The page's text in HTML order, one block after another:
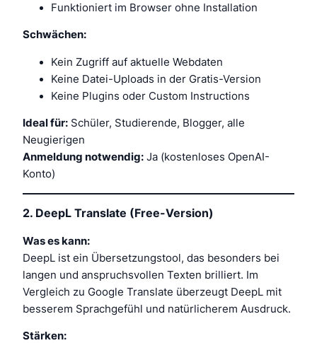
Funktioniert im Browser ohne Installation
Schwächen:
Kein Zugriff auf aktuelle Webdaten
Keine Datei-Uploads in der Gratis-Version
Keine Plugins oder Custom Instructions
Ideal für: Schüler, Studierende, Blogger, alle
Neugierigen
Anmeldung notwendig: Ja (kostenloses OpenAI-
Konto)
2. DeepL Translate (Free-Version)
Was es kann:
DeepL ist ein Übersetzungstool, das besonders bei
langen und anspruchsvollen Texten brilliert. Im
Vergleich zu Google Translate überzeugt DeepL mit
besserem Sprachgefühl und natürlicherem Ausdruck.
Stärken: